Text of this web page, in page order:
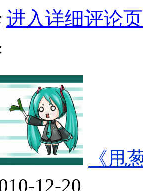
进入详细评论
《甩
12-20